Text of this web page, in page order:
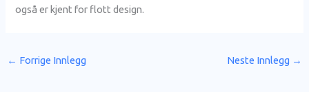
også er kjent for flott design.
← Forrige Innlegg Neste Innlegg →